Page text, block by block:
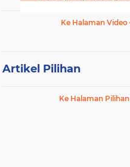
Ke Halaman Video
Artikel Pilihan
Ke Halaman Pilihan